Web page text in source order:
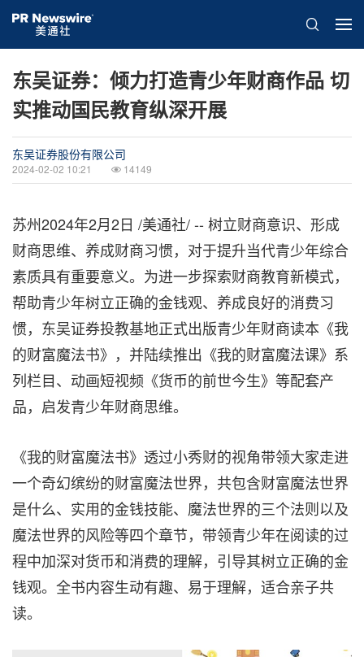
东吴证券：倾力打造青少年财商作品 切
实推动国民教育纵深开展
东吴证券股份有限公司
2024-02-02 10:21 14149
苏州2024年2月2日 /美通社/ -- 树立财商意识、形成
财商思维、养成财商习惯，对于提升当代青少年综合
素质具有重要意义。为进一步探索财商教育新模式，
帮助青少年树立正确的金钱观、养成良好的消费习
惯，东吴证券投教基地正式出版青少年财商读本《我
的财富魔法书》，并陆续推出《我的财富魔法课》系
列栏目、动画短视频《货币的前世今生》等配套产
品，启发青少年财商思维。
《我的财富魔法书》透过小秀财的视角带领大家走进
一个奇幻缤纷的财富魔法世界，共包含财富魔法世界
是什么、实用的金钱技能、魔法世界的三个法则以及
魔法世界的风险等四个章节，带领青少年在阅读的过
程中加深对货币和消费的理解，引导其树立正确的金
钱观。全书内容生动有趣、易于理解，适合亲子共
读。